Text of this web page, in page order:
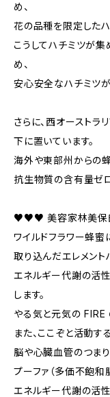
め、
花の品種を限定したハ
こうしてハチミツが
め、
安心安全なハチミツが
さらに、西オースト
下に置いています。
海外や東部州からの
抗生物質の含有量ゼ
♥♥♥ 美容家林美
ワイルドフラワー蜂蜜
取り込んだエレメント
エネルギー代謝の活
します。
やる気と元気の FIRE
また、ここぞと活動す
脳や心臓血管のつま
プーファ（多価不飽和
エネルギー代謝の活